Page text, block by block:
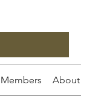
Members About